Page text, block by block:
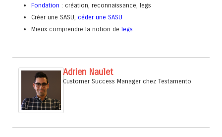
Fondation : création, reconnaissance, legs
Créer une SASU,céder une SASU
Mieux comprendre la notion de legs
Adrien Naulet
Customer Success Manager chez Testamento